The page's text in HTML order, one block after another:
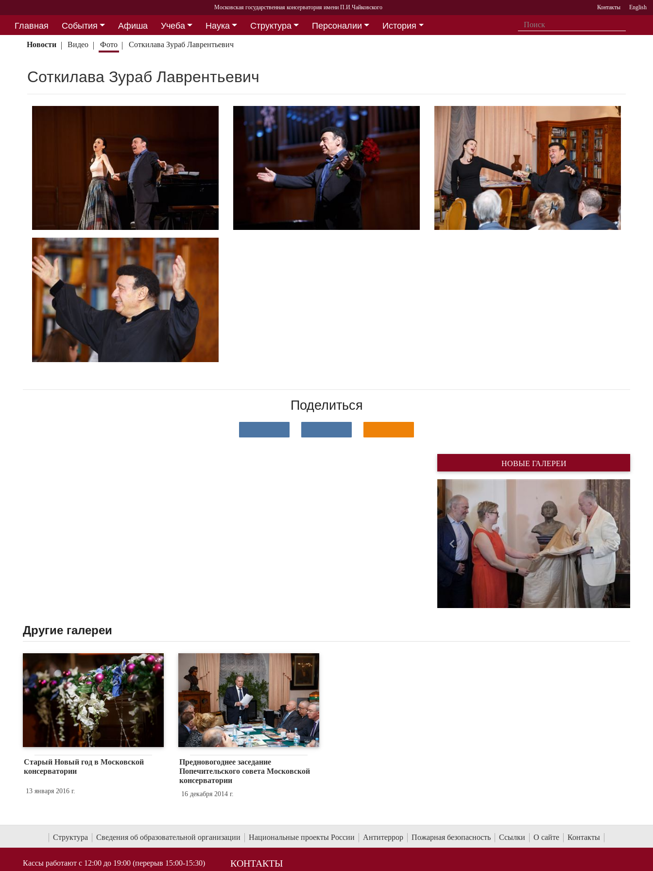
Московская государственная консерватория имени П.И.Чайковского Контакты English
Главная События Афиша Учеба Наука Структура Персоналии
История
Партнерство
Новости Видео Фото Соткилава Зураб Лаврентьевич
Соткилава Зураб Лаврентьевич
Поделиться
НОВЫЕ ГАЛЕРЕИ
Назад Вперед
Другие галереи
Старый Новый год в Московской
консерватории
13 января 2016 г.
Предновогоднее заседание
Попечительского совета Московской
консерватории
16 декабря 2014 г.
Структура Сведения об образовательной организации Национальные проекты России Антитеррор Пожарная безопасность Ссылки О сайте Контакты
Кассы работают с 12:00 до 19:00 (перерыв 15:00-15:30)
КОНТАКТЫ